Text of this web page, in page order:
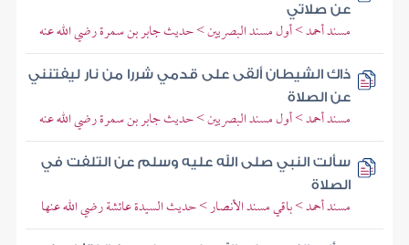
عن صلاتي
مسند أحمد > أول مسند البصريين > حديث جابر بن سمرة رضي الله عنه
ذاك الشيطان ألقى على قدمي شررا من نار ليفتنني
عن الصلاة
مسند أحمد > أول مسند البصريين > حديث جابر بن سمرة رضي الله عنه
سألت النبي صلى الله عليه وسلم عن التلفت في
الصلاة
مسند أحمد > باقي مسند الأنصار > حديث السيدة عائشة رضي الله عنها